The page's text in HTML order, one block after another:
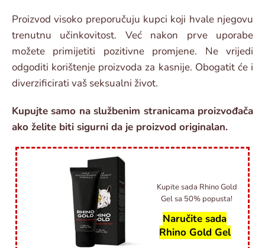
Proizvod visoko preporučuju kupci koji hvale njegovu
trenutnu učinkovitost. Već nakon prve uporabe
možete primijetiti pozitivne promjene. Ne vrijedi
odgoditi korištenje proizvoda za kasnije. Obogatit će i
diverzificirati vaš seksualni život.
Kupujte samo na službenim stranicama proizvođača
ako želite biti sigurni da je proizvod originalan.
Kupite sada Rhino Gold
Gel sa 50% popusta!
Naručite sada
Rhino Gold Gel